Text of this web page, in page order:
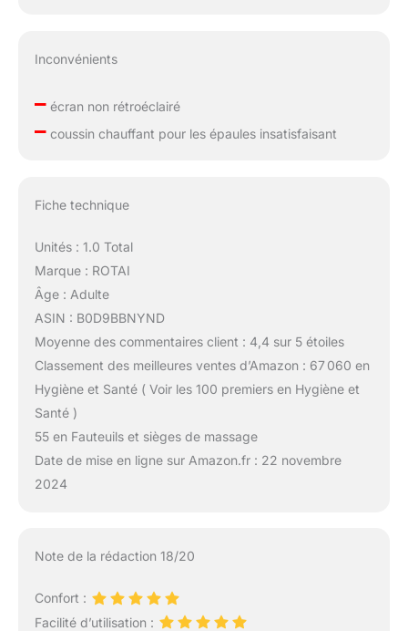
Inconvénients
–écran non rétroéclairé
–coussin chauffant pour les épaules insatisfaisant
Fiche technique
Unités : 1.0 Total
Marque : ROTAI
Âge : Adulte
ASIN : B0D9BBNYND
Moyenne des commentaires client : 4,4 sur 5 étoiles
Classement des meilleures ventes d’Amazon : 67 060 en
Hygiène et Santé ( Voir les 100 premiers en Hygiène et
Santé )
55 en Fauteuils et sièges de massage
Date de mise en ligne sur Amazon.fr : 22 novembre
2024
Note de la rédaction 18/20
Confort :
Facilité d’utilisation :